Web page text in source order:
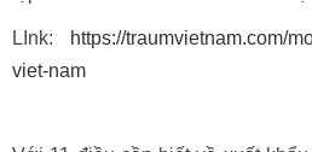
LInk:
https://traumvietnam.com/
viet-nam